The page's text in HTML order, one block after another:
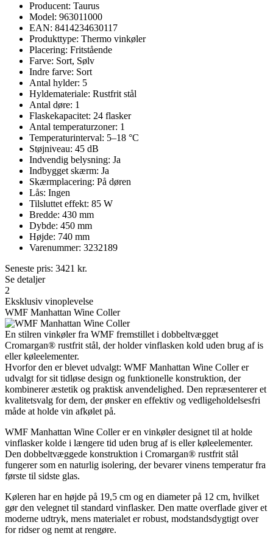
Producent: Taurus
Model: 963011000
EAN: 8414234630117
Produkttype: Thermo vinkøler
Placering: Fritstående
Farve: Sort, Sølv
Indre farve: Sort
Antal hylder: 5
Hyldemateriale: Rustfrit stål
Antal døre: 1
Flaskekapacitet: 24 flasker
Antal temperaturzoner: 1
Temperaturinterval: 5–18 °C
Støjniveau: 45 dB
Indvendig belysning: Ja
Indbygget skærm: Ja
Skærmplacering: På døren
Lås: Ingen
Tilsluttet effekt: 85 W
Bredde: 430 mm
Dybde: 450 mm
Højde: 740 mm
Varenummer: 3232189
Seneste pris: 3421 kr.
Se detaljer
2
Eksklusiv vinoplevelse
WMF Manhattan Wine Coller
En stilren vinkøler fra WMF fremstillet i dobbeltvægget
Cromargan® rustfrit stål, der holder vinflasken kold uden brug af is
eller køleelementer.
Hvorfor den er blevet udvalgt: WMF Manhattan Wine Coller er
udvalgt for sit tidløse design og funktionelle konstruktion, der
kombinerer æstetik og praktisk anvendelighed. Den repræsenterer et
kvalitetsvalg for dem, der ønsker en effektiv og vedligeholdelsesfri
måde at holde vin afkølet på.
WMF Manhattan Wine Coller er en vinkøler designet til at holde
vinflasker kolde i længere tid uden brug af is eller køleelementer.
Den dobbeltvæggede konstruktion i Cromargan® rustfrit stål
fungerer som en naturlig isolering, der bevarer vinens temperatur fra
første til sidste glas.
Køleren har en højde på 19,5 cm og en diameter på 12 cm, hvilket
gør den velegnet til standard vinflasker. Den matte overflade giver et
moderne udtryk, mens materialet er robust, modstandsdygtigt over
for ridser og nemt at rengøre.